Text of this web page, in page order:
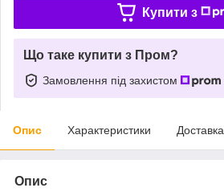
Купити з
Що таке купити з Пром?
Замовлення під захистом
Опис Характеристики Доставка
Опис